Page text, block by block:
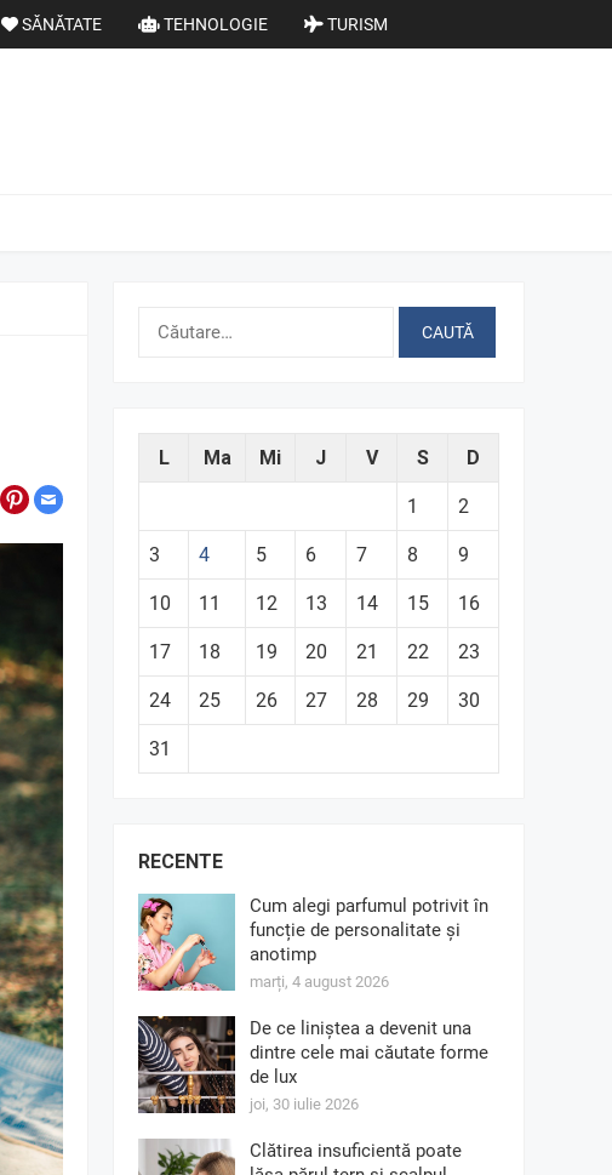
SĂNĂTATE TEHNOLOGIE TURISM
Caută
L Ma Mi J V S D
1 2
3 4 5 6 7 8 9
10 11 12 13 14 15 16
17 18 19 20 21 22 23
24 25 26 27 28 29 30
31
RECENTE
Cum alegi parfumul potrivit în
funcție de personalitate și
anotimp
marți, 4 august 2026
De ce liniștea a devenit una
dintre cele mai căutate forme
de lux
joi, 30 iulie 2026
Clătirea insuficientă poate